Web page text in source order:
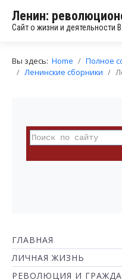
Ленин:
Сайт о жизни и деятельности
Вы здесь: Home
Полное
Ленинские сборники
ГЛАВНАЯ
ЛИЧНАЯ ЖИЗНЬ
РЕВОЛЮЦИЯ И